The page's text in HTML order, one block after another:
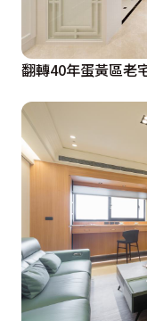
翻轉40年蛋黃區老